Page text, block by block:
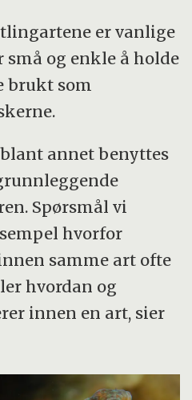
er vanlige
små og enkle å holde
brukt som
annet benyttes
Spørsmål vi
hvorfor
samme art ofte
hvordan og
innen en art, sier